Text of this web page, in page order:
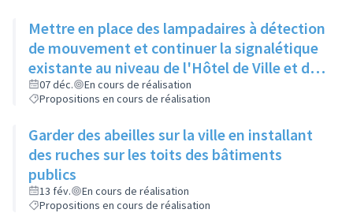
Mettre en place des lampadaires à détection
de mouvement et continuer la signalétique
existante au niveau de l'Hôtel de Ville et du
parc linéaire
07 déc.
En cours de réalisation
Propositions en cours de réalisation
Garder des abeilles sur la ville en installant
des ruches sur les toits des bâtiments
publics
13 fév.
En cours de réalisation
Propositions en cours de réalisation